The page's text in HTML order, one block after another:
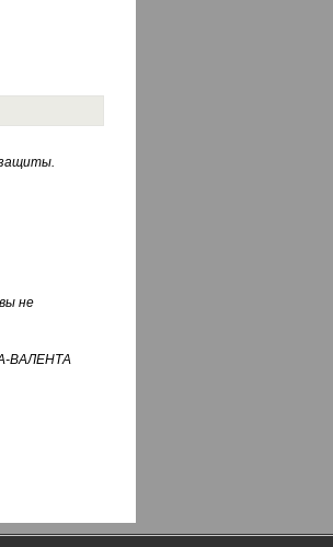
защиты.
не
ВАЛЕНТА